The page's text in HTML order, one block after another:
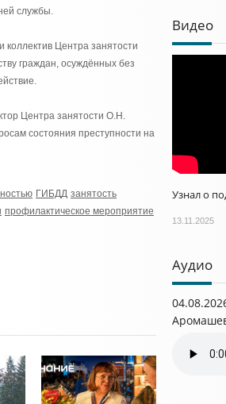
службы.
коллектив Центра занятости
граждан, осуждённых без
Центра занятости О.Н.
состояния преступности на
ГИБДД занятость
профилактическое мероприятие
Видео
Узнал о
13.11.2025
Аудио